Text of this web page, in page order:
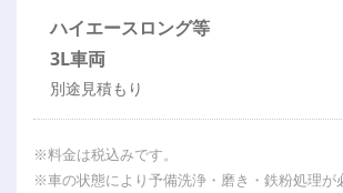
ハイエースロング等
3L車両
別途見積もり
※料金は税込みです。
※車の状態により予備洗浄・磨き・鉄粉処理が